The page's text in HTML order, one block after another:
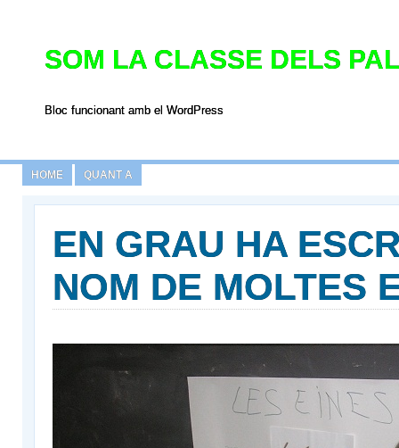
SOM LA CLASSE DELS
Bloc funcionant amb el WordPress
HOME QUANT A
EN GRAU HA
NOM DE MOLTES